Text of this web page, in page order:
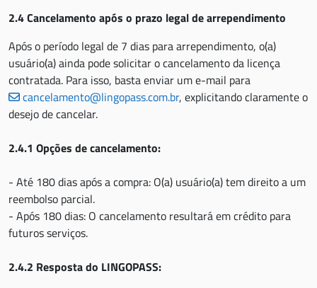
2.4 Cancelamento após o prazo legal de arrependimento
Após o período legal de 7 dias para arrependimento, o(a)
usuário(a) ainda pode solicitar o cancelamento da licença
contratada. Para isso, basta enviar um e-mail para
cancelamento@lingopass.com.br, explicitando claramente o
desejo de cancelar.
2.4.1 Opções de cancelamento:
- Até 180 dias após a compra: O(a) usuário(a) tem direito a um
reembolso parcial.
- Após 180 dias: O cancelamento resultará em crédito para
futuros serviços.
2.4.2 Resposta do LINGOPASS: